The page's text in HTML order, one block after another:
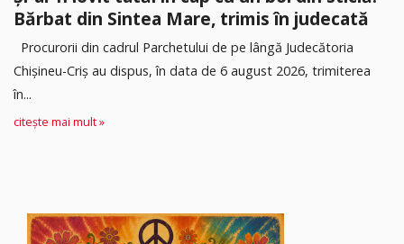
Bărbat din Sintea Mare, trimis în judecată
Procurorii din cadrul Parchetului de pe lângă Judecătoria
Chișineu-Criș au dispus, în data de 6 august 2026, trimiterea
în...
citește mai mult »